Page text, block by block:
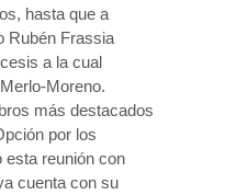
hasta que a
Rubén Frassia
a la cual
Moreno.
más destacados
por los
esta reunión con
cuenta con su